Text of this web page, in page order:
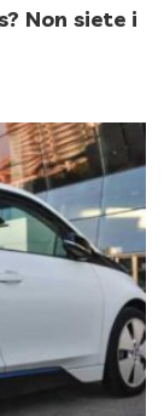
Non siete i